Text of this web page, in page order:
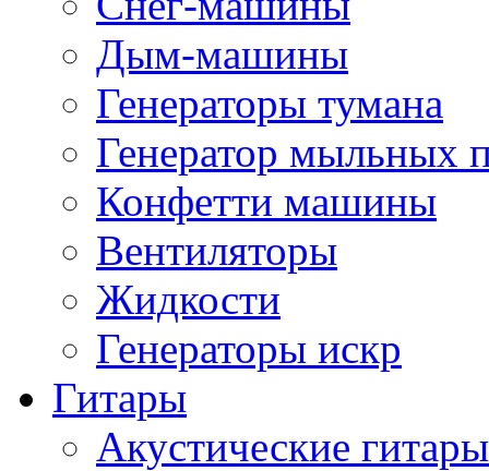
Дым-машины
Генераторы тумана
Генератор мыльных
Конфетти машины
Вентиляторы
Жидкости
Генераторы искр
Гитары
Акустические гитары